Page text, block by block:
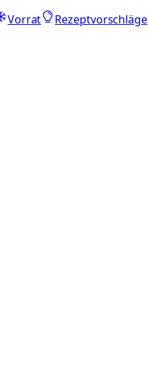
Vorrat Rezeptvorschläge